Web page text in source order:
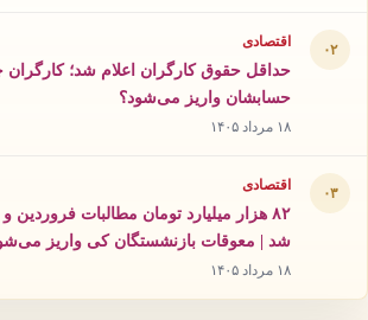
۰۲ اقتصادی
حداقل حقوق کارگران اعلام شد؛ کارگران
حسابشان واریز می‌شود؟
۱۸ مرداد ۱۴۰۵
۰۳ اقتصادی
۸۲ هزار میلیارد تومان مطالبات فروردین
شد | معوقات بازنشستگان کی واریز
۱۸ مرداد ۱۴۰۵